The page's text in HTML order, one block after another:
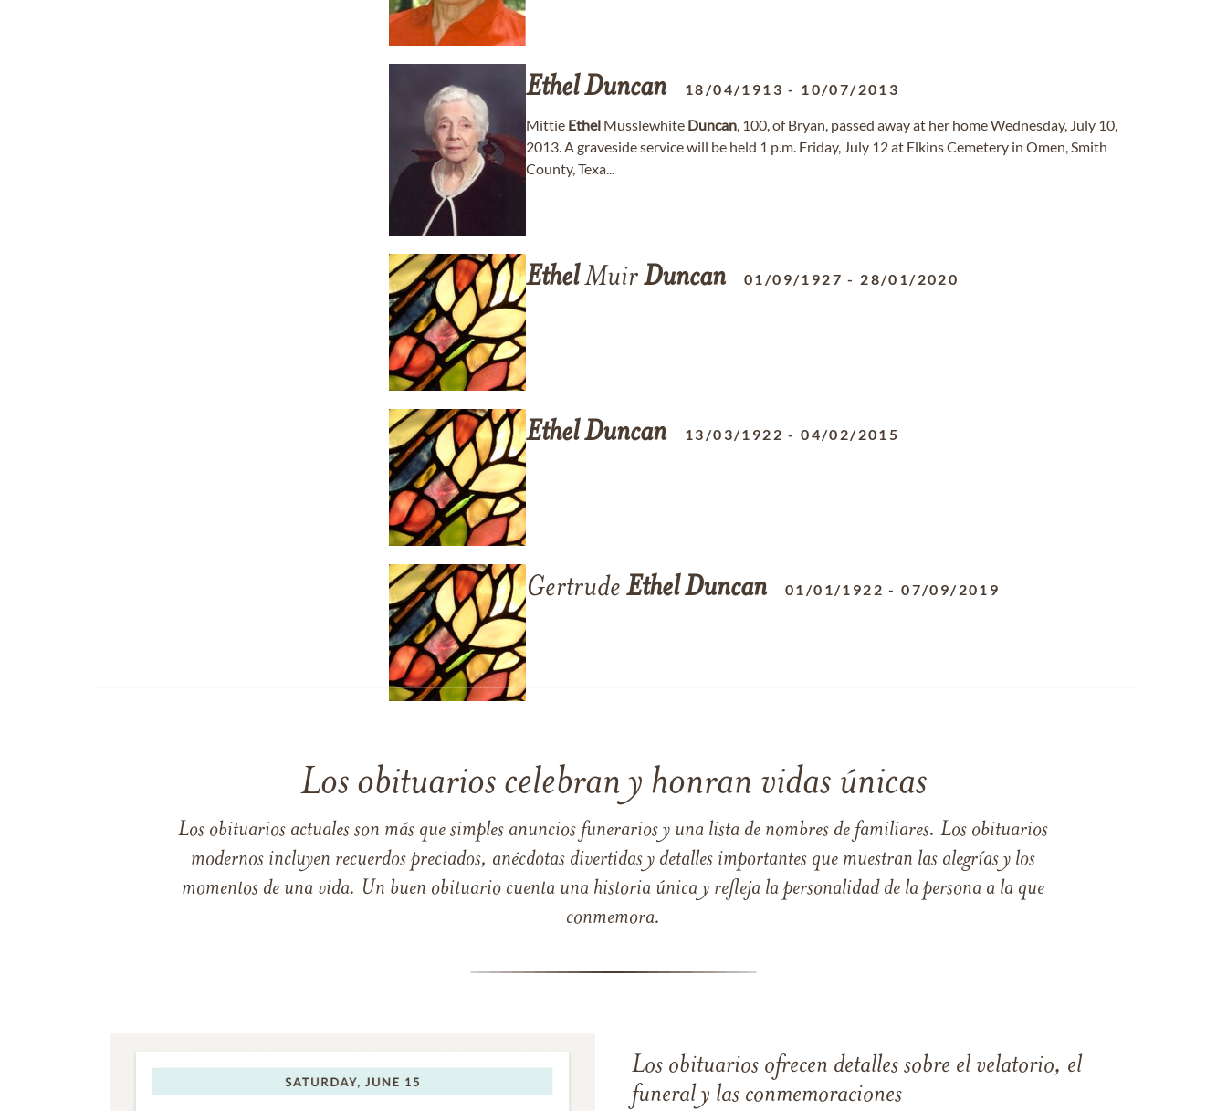
EthelDuncan 18/04/1913 - 10/07/2013
Mittie Ethel Musslewhite Duncan, 100, of Bryan, passed away at her home Wednesday, July 10,
2013. A graveside service will be held 1 p.m. Friday, July 12 at Elkins Cemetery in Omen, Smith
County, Texa...
EthelMuirDuncan 01/09/1927 - 28/01/2020
EthelDuncan 13/03/1922 -04/02/2015
Gertrude EthelDuncan 01/01/1922 -07/09/2019
Los obituarios celebran y honran vidas únicas
Los obituarios actuales son más que simples anuncios funerarios y una lista de nombres de familiares. Los obituarios
modernos incluyen recuerdos preciados, anécdotas divertidas y detalles importantes que muestran las alegrías y los
momentos de una vida. Un buen obituario cuenta una historia única y refleja la personalidad de la persona a la que
conmemora.
Los obituarios ofrecen detalles sobre el velatorio, el
funeral y las conmemoraciones